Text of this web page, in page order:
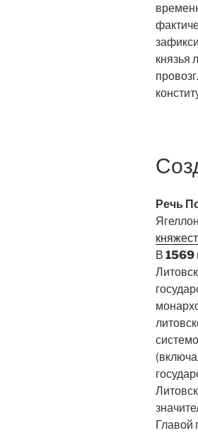
князья
Речь
В 1569
Главой